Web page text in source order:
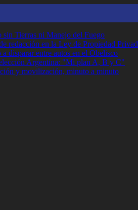
sin Tierras ni Manejo del Fuego
redacción en la Ley de Propiedad
disparar entre autos en el Obelisco
Argentina: "Mi plan A, B y C"
y movilización, minuto a minuto